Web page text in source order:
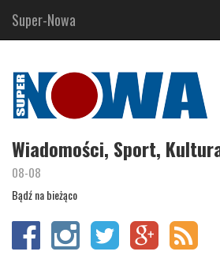
Super-Nowa
Wiadomości, Sport,
08-08
Bądź na bieżąco